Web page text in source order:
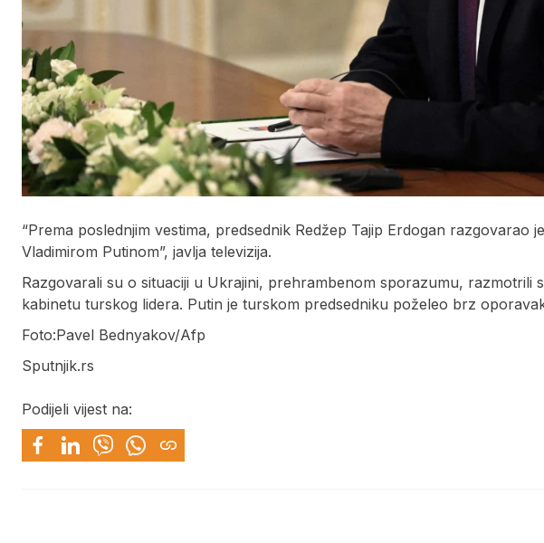
“Prema poslednjim vestima, predsednik Redžep Tajip Erdogan razgovarao
Vladimirom Putinom”, javlja televizija.
Razgovarali su o situaciji u Ukrajini, prehrambenom sporazumu, razmotrili
kabinetu turskog lidera. Putin je turskom predsedniku poželeo brz
Foto:Pavel Bednyakov/Afp
Sputnjik.rs
Podijeli vijest na: